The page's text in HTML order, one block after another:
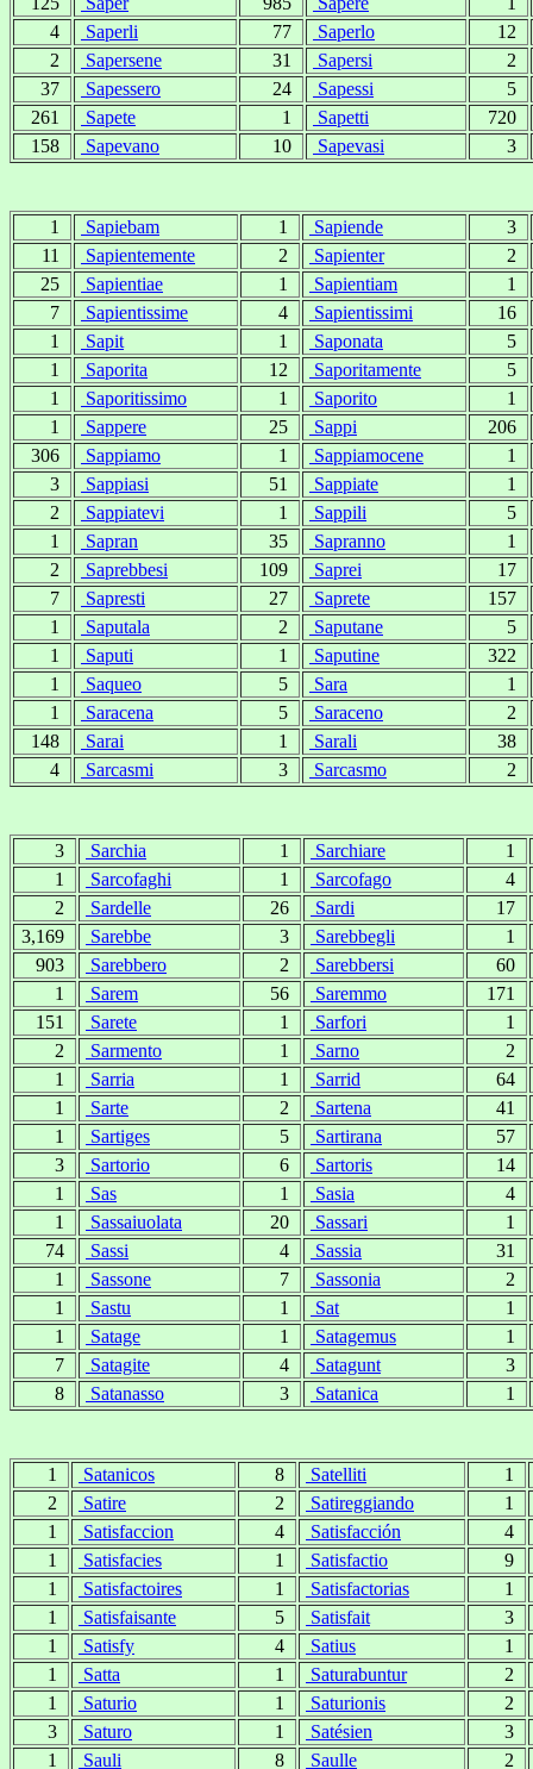
4
Saperli 77 Saperlo
12
2
Sapersene 31 Sapersi
2
37
Sapessero 24 Sapessi
5
261
Sapete 1 Sapetti
720
158
Sapevano 10 Sapevasi 3
1 Sapiebam 1 Sapiende
3
11
Sapientemente 2 Sapienter
2
25
Sapientiae 1 Sapientiam
1
7
Sapientissime 4 Sapientissimi
16
1
Sapit 1 Saponata
5
1
Saporita 12 Saporitamente
5
1
Saporitissimo 1 Saporito
1
1
Sappere 25 Sappi
206
306
Sappiamo 1 Sappiamocene
1
3
Sappiasi 51 Sappiate
1
2
Sappiatevi 1 Sappili
5
1
Sapran 35 Sapranno
1
2
Saprebbesi 109 Saprei
17
7
Sapresti 27 Saprete
157
1
Saputala 2 Saputane
5
1
Saputi 1 Saputine
322
1
Saqueo 5 Sara
1
1
Saracena 5 Saraceno
2
148
Sarai 1 Sarali
38
4
Sarcasmi 3 Sarcasmo 2
3 Sarchia 1 Sarchiare
1
1
Sarcofaghi 1 Sarcofago
4
2
Sardelle 26 Sardi
17
3,169
Sarebbe 3 Sarebbegli
1
903
Sarebbero 2 Sarebbersi
60
1
Sarem 56 Saremmo
171
151
Sarete 1 Sarfori
1
2
Sarmento 1 Sarno
2
1
Sarria 1 Sarrid
64
1
Sarte 2 Sartena
41
1
Sartiges 5 Sartirana
57
3
Sartorio 6 Sartoris
14
1
Sas 1 Sasia
4
1
Sassaiuolata 20 Sassari
1
74
Sassi 4 Sassia
31
1
Sassone 7 Sassonia
2
1
Sastu 1 Sat
1
1
Satage 1 Satagemus
1
7
Satagite 4 Satagunt
3
8
Satanasso 3 Satanica 1
1 Satanicos 8 Satelliti
1
2
Satire 2 Satireggiando
1
1
Satisfaccion 4 Satisfacción
4
1
Satisfacies 1 Satisfactio
9
1
Satisfactoires 1 Satisfactorias
1
1
Satisfaisante 5 Satisfait
3
1
Satisfy 4 Satius
1
1
Satta 1 Saturabuntur
2
1
Saturio 1 Saturionis
2
3
Saturo 1 Satésien
3
1
Sauli 8 Saulle 2